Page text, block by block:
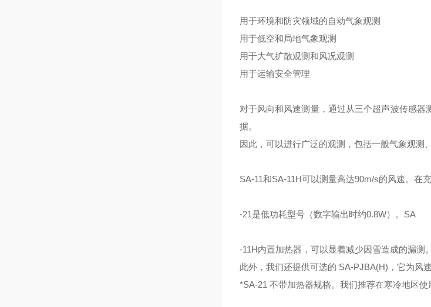
用于环境和防灾领域的自动气象观测
用于低空和局地气象观测
用于大气扩散观测和风况观测
用于运输安全管理
对于风向和风速测量，通过从三个超声波传感
据。
因此，可以进行广泛的观测，包括一般气象观测
SA-11和SA-11H可以测量高达90m/s的风速。在
-21是低功耗型号（数字输出时约0.8W）。SA
-11H内置加热器，可以显着减少因雪造成的漏测
此外，我们还提供可选的 SA-PJBA(H)，它为风
*SA-21 不带加热器规格。我们推荐在寒冷地区使